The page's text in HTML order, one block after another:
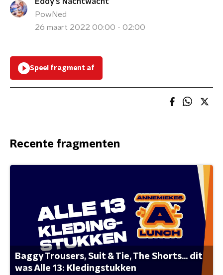
PowNed
26 maart 2022 00:00 - 02:00
Speel fragment af
Recente fragmenten
Baggy Trousers, Suit & Tie, The Shorts... dit
was Alle 13: Kledingstukken